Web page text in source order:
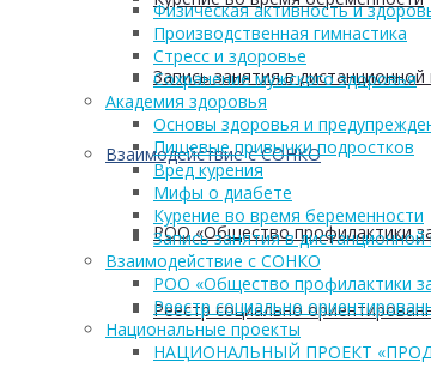
Запись занятия в
Взаимодействие с СОНКО
РОО «Общество профилактики
Реестр социально
Физическая активность и
Производственная гимнастика
Стресс и здоровье
Сохранение мужского здоровья
Академия здоровья
Основы здоровья и
Пищевые привычки подростков
Вред курения
Мифы о диабете
Курение во время беременности
Запись занятия в
Взаимодействие с СОНКО
РОО «Общество профилактики
Реестр социально
Национальные проекты
НАЦИОНАЛЬНЫЙ ПРОЕКТ